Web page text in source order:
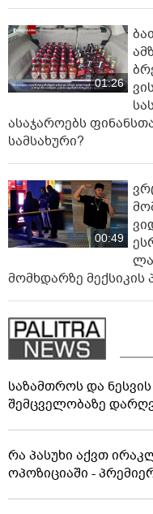
01:26
ასაჯაროებს
სამსახური?
00:49
მომხდარზე მექსიკის
საზამთროს და
შემცველობაზე
რა პასუხი აქვთ
ოპოზიციაში -